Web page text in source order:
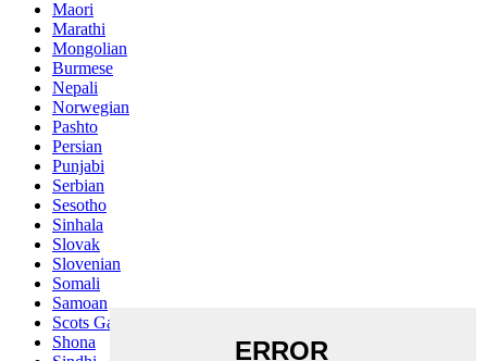
Maori
Marathi
Mongolian
Burmese
Nepali
Norwegian
Pashto
Persian
Punjabi
Serbian
Sesotho
Sinhala
Slovak
Slovenian
Somali
Samoan
Scots Gaelic
Shona